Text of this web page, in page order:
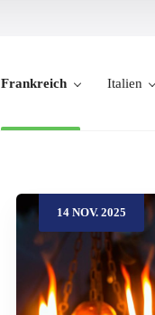
Frankreich Italien
14 NOV. 2025